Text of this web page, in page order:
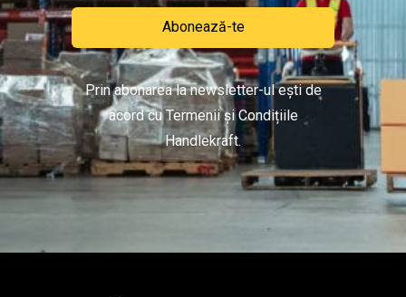
Abonează-te
Prin abonarea la newsletter-ul ești de
acord cu Termenii și Condițiile
Handlekraft.